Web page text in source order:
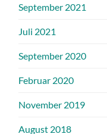
September 2021
Juli 2021
September 2020
Februar 2020
November 2019
August 2018